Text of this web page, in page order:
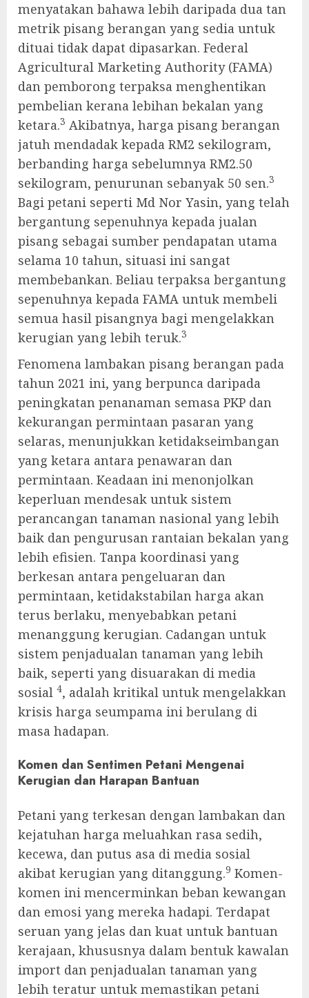
menyatakan bahawa lebih daripada dua tan
metrik pisang berangan yang sedia untuk
dituai tidak dapat dipasarkan. Federal
Agricultural Marketing Authority (FAMA)
dan pemborong terpaksa menghentikan
pembelian kerana lebihan bekalan yang
ketara.3 Akibatnya, harga pisang berangan
jatuh mendadak kepada RM2 sekilogram,
berbanding harga sebelumnya RM2.50
sekilogram, penurunan sebanyak 50 sen.3
Bagi petani seperti Md Nor Yasin, yang telah
bergantung sepenuhnya kepada jualan
pisang sebagai sumber pendapatan utama
selama 10 tahun, situasi ini sangat
membebankan. Beliau terpaksa bergantung
sepenuhnya kepada FAMA untuk membeli
semua hasil pisangnya bagi mengelakkan
kerugian yang lebih teruk.3
Fenomena lambakan pisang berangan pada
tahun 2021 ini, yang berpunca daripada
peningkatan penanaman semasa PKP dan
kekurangan permintaan pasaran yang
selaras, menunjukkan ketidakseimbangan
yang ketara antara penawaran dan
permintaan. Keadaan ini menonjolkan
keperluan mendesak untuk sistem
perancangan tanaman nasional yang lebih
baik dan pengurusan rantaian bekalan yang
lebih efisien. Tanpa koordinasi yang
berkesan antara pengeluaran dan
permintaan, ketidakstabilan harga akan
terus berlaku, menyebabkan petani
menanggung kerugian. Cadangan untuk
sistem penjadualan tanaman yang lebih
baik, seperti yang disuarakan di media
sosial 4, adalah kritikal untuk mengelakkan
krisis harga seumpama ini berulang di
masa hadapan.
Komen dan Sentimen Petani Mengenai
Kerugian dan Harapan Bantuan
Petani yang terkesan dengan lambakan dan
kejatuhan harga meluahkan rasa sedih,
kecewa, dan putus asa di media sosial
akibat kerugian yang ditanggung.9 Komen-
komen ini mencerminkan beban kewangan
dan emosi yang mereka hadapi. Terdapat
seruan yang jelas dan kuat untuk bantuan
kerajaan, khususnya dalam bentuk kawalan
import dan penjadualan tanaman yang
lebih teratur untuk memastikan petani